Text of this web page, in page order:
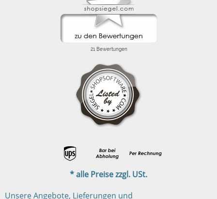
* alle Preise zzgl. USt.
Unsere Angebote, Lieferungen und